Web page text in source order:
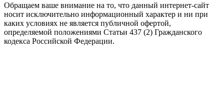
Обращаем ваше внимание на то, что данный интернет-сайт
носит исключительно информационный характер и ни при
каких условиях не является публичной офертой,
определяемой положениями Статьи 437 (2) Гражданского
кодекса Российской Федерации.